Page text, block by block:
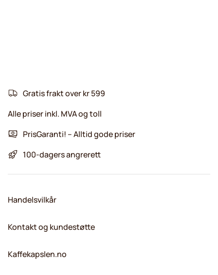
Gratis frakt over kr 599
Alle priser inkl. MVA og toll
PrisGaranti! – Alltid gode priser
100-dagers angrerett
Handelsvilkår
Kontakt og kundestøtte
Kaffekapslen.no